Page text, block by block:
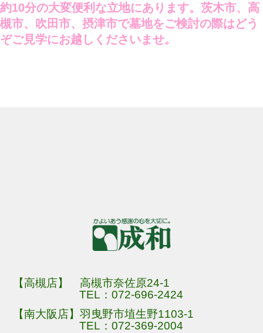
約10分の大変便利な立地にあります。茨木市、高
槻市、吹田市、摂津市で墓地をご検討の際はどう
ぞご見学にお越しくださいませ。
【高槻店】 高槻市奈佐原24-1
TEL：072-696-2424
【南大阪店】羽曳野市埴生野1103-1
TEL：072-369-2004